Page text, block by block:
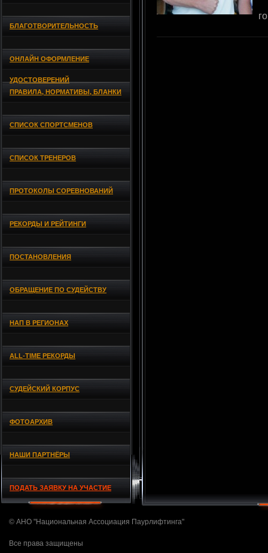
БЛАГОТВОРИТЕЛЬНОСТЬ
ОНЛАЙН ОФОРМЛЕНИЕ
УДОСТОВЕРЕНИЙ
ПРАВИЛА, НОРМАТИВЫ, БЛАНКИ
СПИСОК СПОРТСМЕНОВ
СПИСОК ТРЕНЕРОВ
ПРОТОКОЛЫ СОРЕВНОВАНИЙ
РЕКОРДЫ И РЕЙТИНГИ
ПОСТАНОВЛЕНИЯ
ОБРАЩЕНИЕ ПО СУДЕЙСТВУ
НАП В РЕГИОНАХ
ALL-TIME РЕКОРДЫ
СУДЕЙСКИЙ КОРПУС
ФОТОАРХИВ
НАШИ ПАРТНЁРЫ
ПОДАТЬ ЗАЯВКУ НА УЧАСТИЕ
© АНО "Национальная Ассоциация Паурлифтинга"
Все права защищены